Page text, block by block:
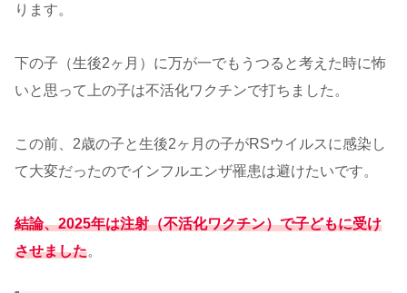
ります。
下の子（生後2ヶ月）に万が一でもうつると考えた時に怖
いと思って上の子は不活化ワクチンで打ちました。
この前、2歳の子と生後2ヶ月の子がRSウイルスに感染し
て大変だったのでインフルエンザ罹患は避けたいです。
結論、2025年は注射（不活化ワクチン）で子どもに受け
させました。